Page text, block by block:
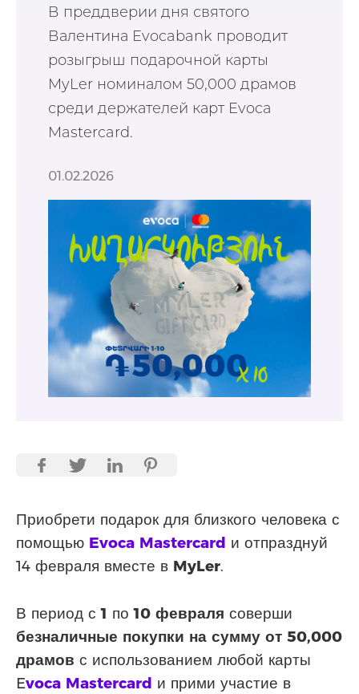
MyLer
В преддверии дня святого
Валентина Evocabank проводит
розыгрыш подарочной карты
MyLer номиналом 50,000 драмов
среди держателей карт Evoca
Mastercard.
01.02.2026
Приобрети подарок для близкого человека с
помощью Evoca Mastercard и отпразднуй
14 февраля вместе в MyLer.
В период с1 по 10 февраля соверши
безналичные покупки на сумму от 50,000
драмов с использованием любой карты
Evoca Mastercard и прими участие в